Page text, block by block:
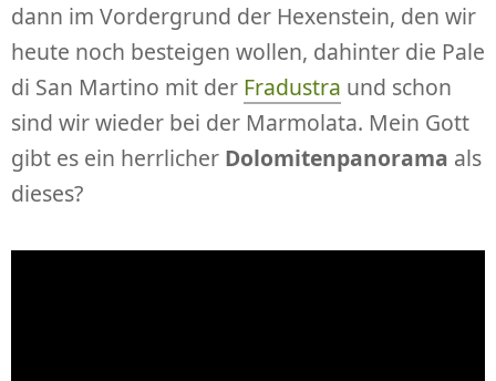
dann im Vordergrund der Hexenstein, den wir
heute noch besteigen wollen, dahinter die Pale
di San Martino mit der Fradustra und schon
sind wir wieder bei der Marmolata. Mein Gott
gibt es ein herrlicher Dolomitenpanorama als
dieses?